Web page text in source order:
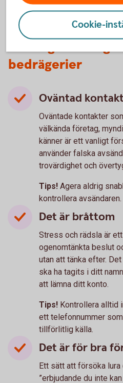
3 vanliga
bedrägerier
Oväntad kontakt
Oväntade kontakter
välkända företag,
känner är ett vanligt
använder falska
trovärdighet och
Tips! Agera aldrig
kontrollera avsändaren.
Det är bråttom
Stress och rädsla är
ogenomtänkta beslut
utan att tänka efter.
ska ha tagits i ditt
att lämna ditt konto.
Tips! Kontrollera alltid
ett telefonnummer
tillförlitlig källa.
Det är för bra
Ett sätt att försöka
”erbjudande du inte
Cookie-